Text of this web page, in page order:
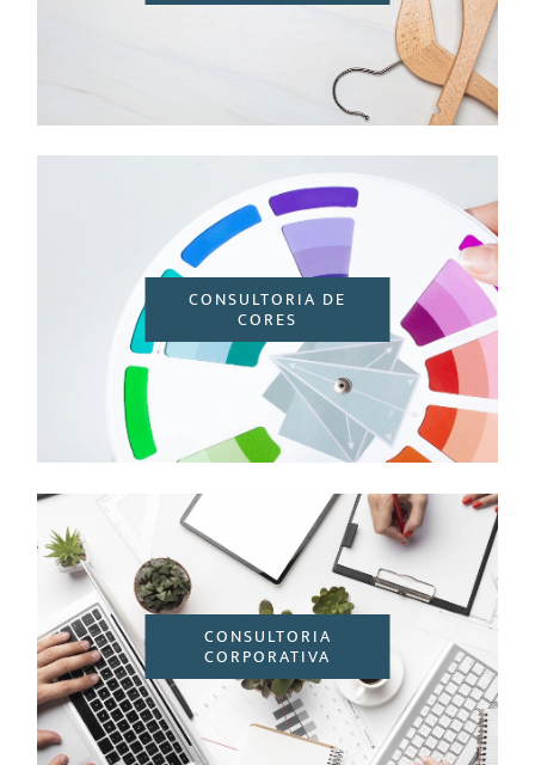
CONSULTORIA DE
CORES
CONSULTORIA
CORPORATIVA